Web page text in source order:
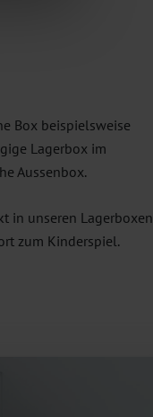
Box beispielsweise
Lagerbox im
Aussenbox.
in unseren Lagerboxen
zum Kinderspiel.